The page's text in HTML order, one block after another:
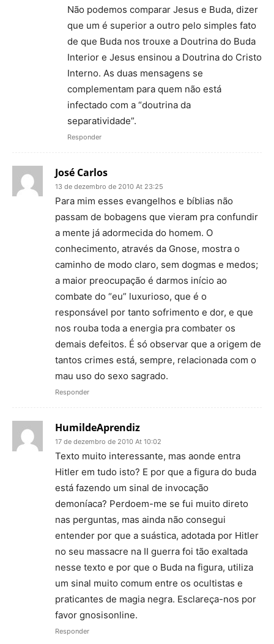
Não podemos comparar Jesus e Buda, dizer
que um é superior a outro pelo simples fato
de que Buda nos trouxe a Doutrina do Buda
Interior e Jesus ensinou a Doutrina do Cristo
Interno. As duas mensagens se
complementam para quem não está
infectado com a “doutrina da
separatividade”.
Responder
José Carlos
13 de dezembro de 2010 At 23:25
Para mim esses evangelhos e bíblias não
passam de bobagens que vieram pra confundir
a mente já adormecida do homem. O
conhecimento, através da Gnose, mostra o
caminho de modo claro, sem dogmas e medos;
a maior preocupação é darmos início ao
combate do “eu” luxurioso, que é o
responsável por tanto sofrimento e dor, e que
nos rouba toda a energia pra combater os
demais defeitos. É só observar que a origem de
tantos crimes está, sempre, relacionada com o
mau uso do sexo sagrado.
Responder
HumildeAprendiz
17 de dezembro de 2010 At 10:02
Texto muito interessante, mas aonde entra
Hitler em tudo isto? E por que a figura do buda
está fazendo um sinal de invocação
demoníaca? Perdoem-me se fui muito direto
nas perguntas, mas ainda não consegui
entender por que a suástica, adotada por Hitler
no seu massacre na II guerra foi tão exaltada
nesse texto e por que o Buda na figura, utiliza
um sinal muito comum entre os ocultistas e
praticantes de magia negra. Esclareça-nos por
favor gnosisonline.
Responder